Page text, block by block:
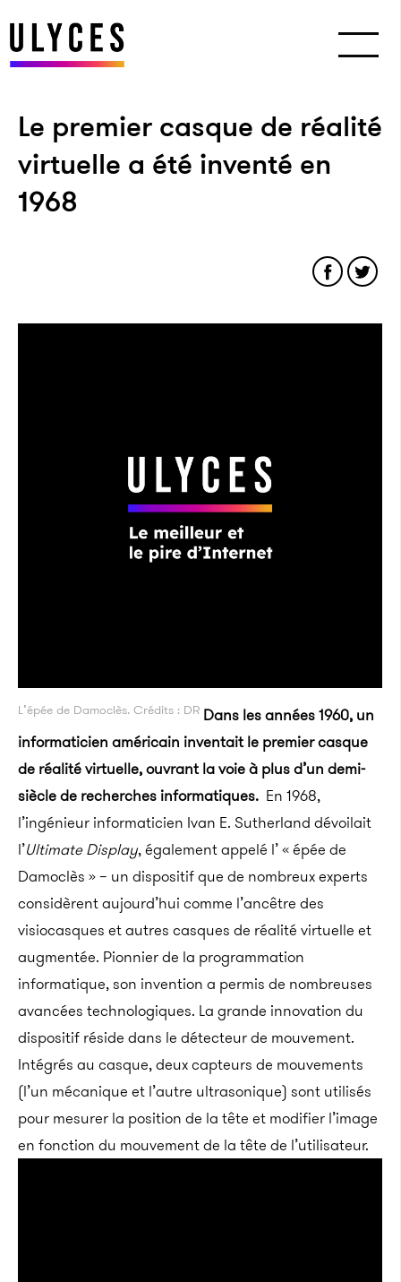
Le premier casque de réalité
virtuelle a été inventé en
1968
L’épée de Damoclès. Crédits : DR Dans les années 1960, un
informaticien américain inventait le premier casque
de réalité virtuelle, ouvrant la voie à plus d’un demi-
siècle de recherches informatiques. En 1968,
l’ingénieur informaticien Ivan E. Sutherland dévoilait
l’Ultimate Display, également appelé l’ « épée de
Damoclès » – un dispositif que de nombreux experts
considèrent aujourd’hui comme l’ancêtre des
visiocasques et autres casques de réalité virtuelle et
augmentée. Pionnier de la programmation
informatique, son invention a permis de nombreuses
avancées technologiques. La grande innovation du
dispositif réside dans le détecteur de mouvement.
Intégrés au casque, deux capteurs de mouvements
(l’un mécanique et l’autre ultrasonique) sont utilisés
pour mesurer la position de la tête et modifier l’image
en fonction du mouvement de la tête de l’utilisateur.